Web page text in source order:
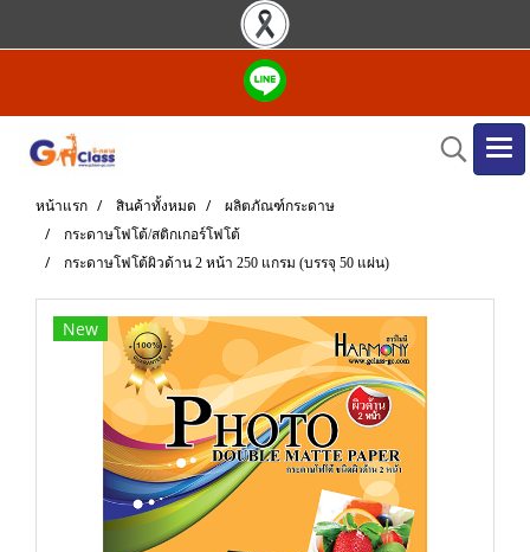
หน้าแรก สินค้าทั้งหมด
ผลิตภัณฑ์กระดาษ
กระดาษโฟโต้/สติกเกอร์โฟโต้
กระดาษโฟโต้ผิวด้าน 2 หน้า 250 แกรม (บรรจุ 50 แผ่น)
New